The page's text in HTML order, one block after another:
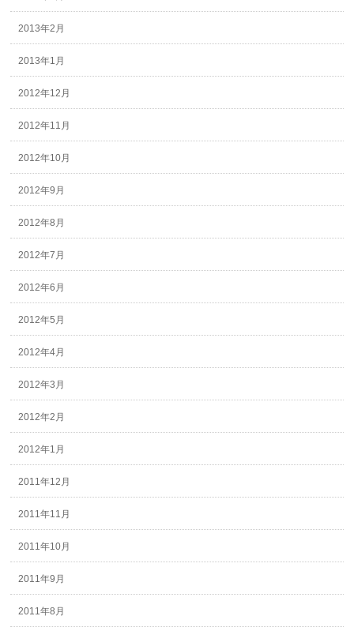
2013年2月
2013年1月
2012年12月
2012年11月
2012年10月
2012年9月
2012年8月
2012年7月
2012年6月
2012年5月
2012年4月
2012年3月
2012年2月
2012年1月
2011年12月
2011年11月
2011年10月
2011年9月
2011年8月